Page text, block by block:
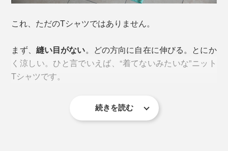
これ、ただのTシャツではありません。
まず、 縫い目がない。どの方向に自在に伸びる。とにか
く涼しい。ひと言でいえば、“着てないみたいな”ニット
Tシャツです。
ニットでも、肌ざわりはひんやりなめらか。触れた瞬間
続きを読む